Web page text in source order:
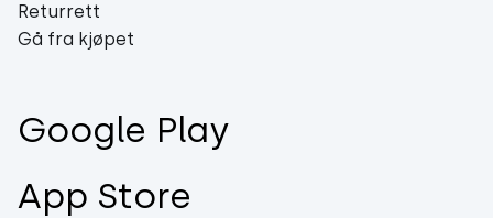
Returrett
Gå fra kjøpet
Google Play
App Store